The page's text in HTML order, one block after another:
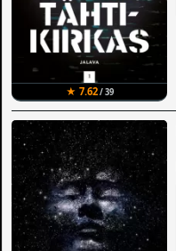
★ 7.62/ 39